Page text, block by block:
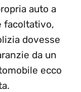
auto a
facoltativo,
dovesse
da un
ecco